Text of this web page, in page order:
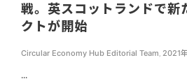
戦。英スコットランドで新
クトが開始
Circular Economy Hub Editorial Team, 2021
...